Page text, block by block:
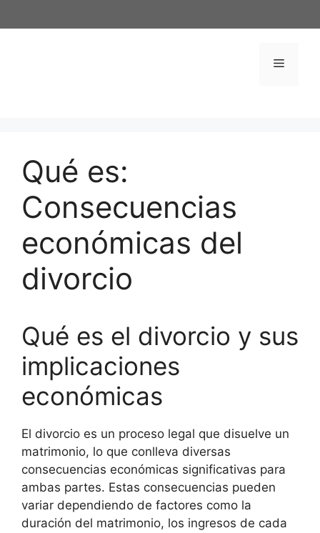
al
Menú
Qué es:
Consecuencias
económicas del
divorcio
Qué es el divorcio y sus
implicaciones
económicas
El divorcio es un proceso legal que disuelve un
matrimonio, lo que conlleva diversas
consecuencias económicas significativas para
ambas partes. Estas consecuencias pueden
variar dependiendo de factores como la
duración del matrimonio, los ingresos de cada